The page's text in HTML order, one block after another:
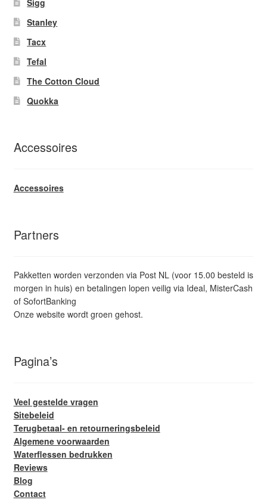
Sigg
Stanley
Tacx
Tefal
The Cotton Cloud
Quokka
Accessoires
Accessoires
Partners
Pakketten worden verzonden via Post NL (voor 15.00 besteld is
morgen in huis) en betalingen lopen veilig via Ideal, MisterCash
of SofortBanking
Onze website wordt groen gehost.
Pagina’s
Veel gestelde vragen
Sitebeleid
Terugbetaal- en retourneringsbeleid
Algemene voorwaarden
Waterflessen bedrukken
Reviews
Blog
Contact